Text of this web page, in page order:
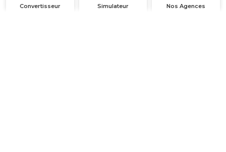
Convertisseur Simulateur Nos Agences